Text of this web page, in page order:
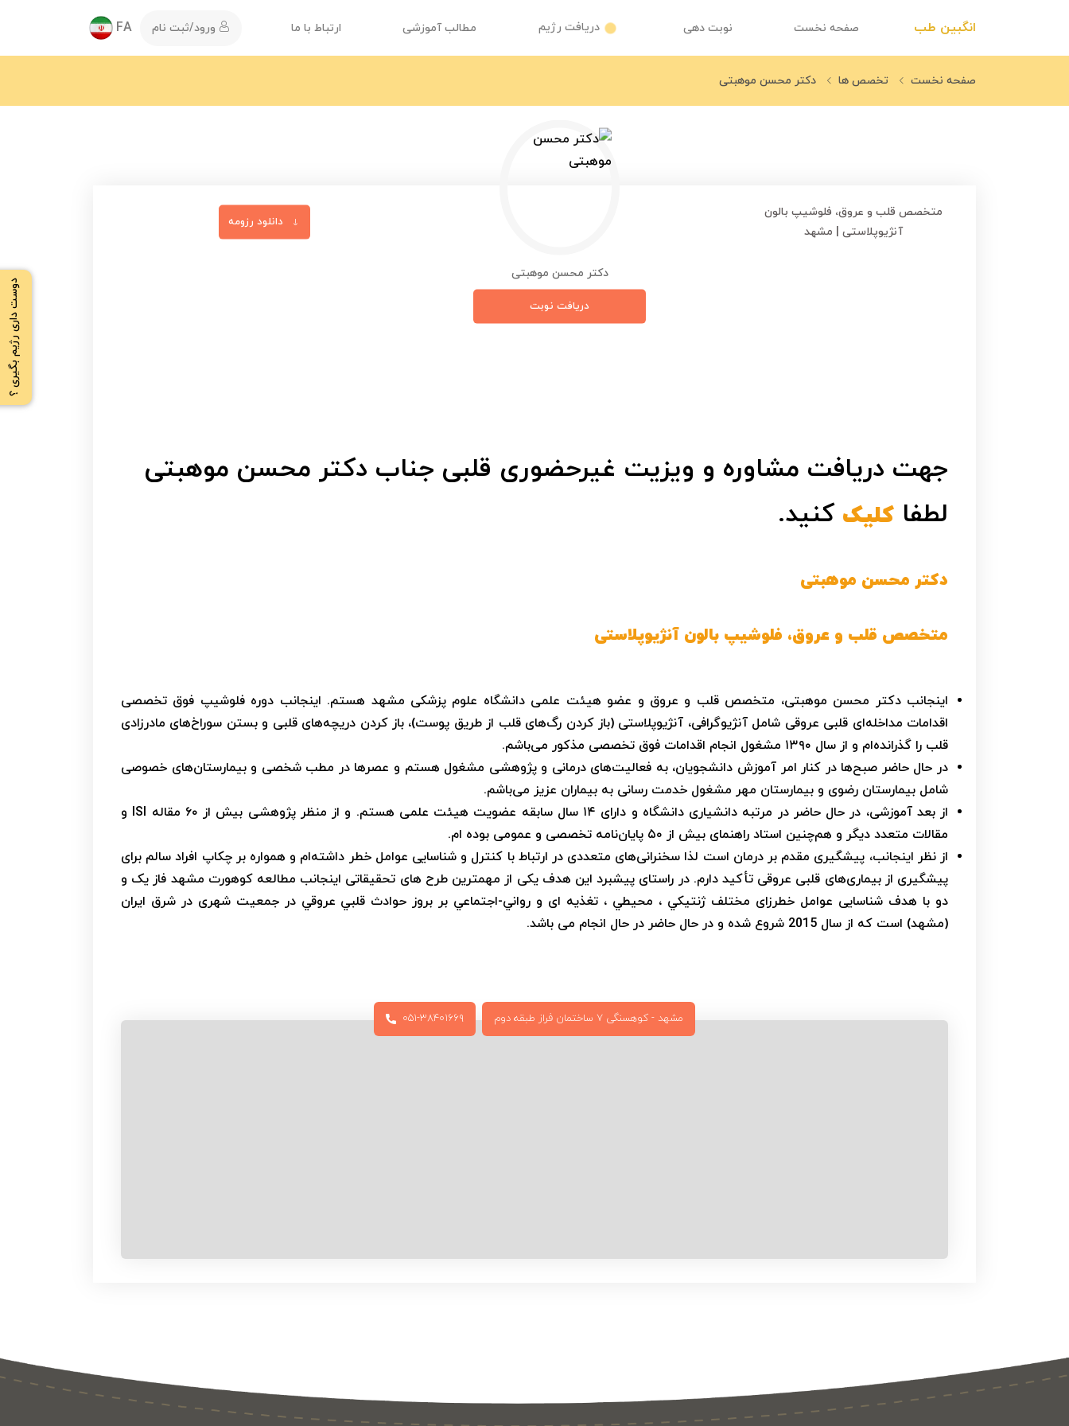
انگبین طب صفحه نخست نوبت دهی دریافت رژیم مطالب آموزشی ارتباط با ما ورود/ثبت نام FA
دوست داری رژیم بگیری ؟
صفحه نخست تخصص ها دکتر محسن موهبتی
متخصص قلب و عروق، فلوشیپ بالون
آنژیوپلاستی | مشهد
دکتر محسن موهبتی
دریافت نوبت
دانلود رزومه
جهت دریافت مشاوره و ویزیت غیرحضوری قلبی جناب دکتر محسن موهبتی
لطفا کلیک کنید.
دکتر محسن موهبتی
متخصص قلب و عروق، فلوشیپ بالون آنژیوپلاستی
اینجانب دکتر محسن موهبتی، متخصص قلب و عروق و عضو هیئت علمی دانشگاه علوم پزشکی مشهد هستم. اینجانب دوره فلوشیپ فوق تخصصی
اقدامات مداخله‌ای قلبی عروقی شامل آنژیوگرافی، آنژیوپلاستی (باز کردن رگ‌های قلب از طریق پوست)، باز کردن دریچه‌های قلبی و بستن سوراخ‌های مادرزادی
قلب را گذرانده‌ام و از سال ۱۳۹۰ مشغول انجام اقدامات فوق تخصصی مذکور می‌باشم.
در حال حاضر صبح‌ها در کنار امر آموزش دانشجویان، به فعالیت‌های درمانی و پژوهشی مشغول هستم و عصرها در مطب شخصی و بیمارستان‌های خصوصی
شامل بیمارستان رضوی و بیمارستان مهر مشغول خدمت رسانی به بیماران عزیز می‌باشم.
از بعد آموزشی، در حال حاضر در مرتبه دانشیاری دانشگاه و دارای ۱۴ سال سابقه عضویت هیئت علمی هستم. و از منظر پژوهشی بیش از ۶۰ مقاله ISI و
مقالات متعدد دیگر و هم‌چنین استاد راهنمای بیش از ۵۰ پایان‌نامه تخصصی و عمومی بوده ام.
از نظر اینجانب، پیشگیری مقدم بر درمان است لذا سخنرانی‌های متعددی در ارتباط با کنترل و شناسایی عوامل خطر داشته‌ام و همواره بر چکاپ افراد سالم برای
پیشگیری از بیماری‌های قلبی عروقی تأکید دارم. در راستای پیشبرد این هدف یکی از مهمترین طرح های تحقیقاتی اینجانب مطالعه کوهورت مشهد فاز یک و
دو با هدف شناسایی عوامل خطرزای مختلف ژنتيکي ، محيطي ، تغذیه ای و رواني-اجتماعي بر بروز حوادث قلبي عروقي در جمعیت شهری در شرق ایران
(مشهد) است که از سال 2015 شروع شده و در حال حاضر در حال انجام می باشد.
مشهد - کوهسنگی ۷ ساختمان فراز طبقه دوم ۰۵۱-۳۸۴۰۱۶۶۹